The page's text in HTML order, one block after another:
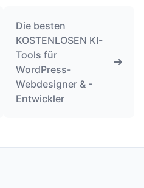
Die besten
KOSTENLOSEN KI-
Tools für
WordPress-
Webdesigner & -
Entwickler